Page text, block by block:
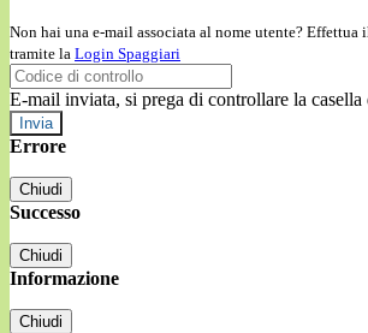
Non hai una e-mail associata al nome utente? Effettua
tramite la Login Spaggiari
E-mail inviata, si prega di controllare la casella
Errore
Chiudi
Successo
Chiudi
Informazione
Chiudi